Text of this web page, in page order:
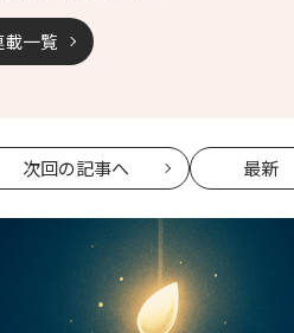
一覧
次回の記事へ 最新